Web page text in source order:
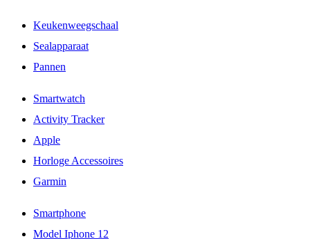
Keukenweegschaal
Sealapparaat
Pannen
Smartwatch
Activity Tracker
Apple
Horloge Accessoires
Garmin
Smartphone
Model Iphone 12